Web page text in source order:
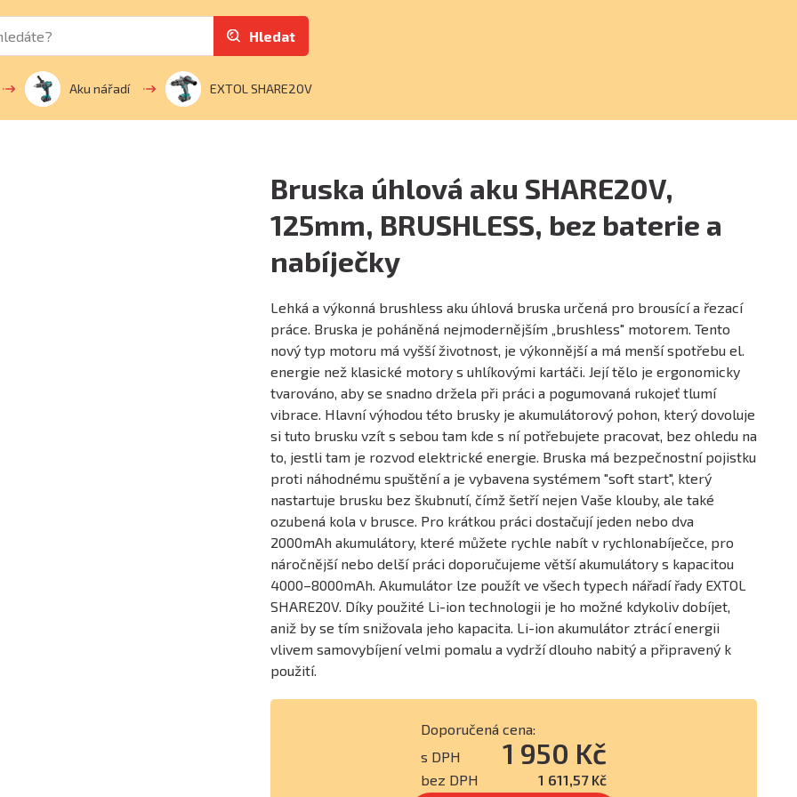
Hledat
Aku nářadí EXTOL SHARE20V
Bruska úhlová aku SHARE20V,
125mm, BRUSHLESS, bez baterie a
nabíječky
Lehká a výkonná brushless aku úhlová bruska určená pro brousící a řezací
práce. Bruska je poháněná nejmodernějším „brushless" motorem. Tento
nový typ motoru má vyšší životnost, je výkonnější a má menší spotřebu el.
energie než klasické motory s uhlíkovými kartáči. Její tělo je ergonomicky
tvarováno, aby se snadno držela při práci a pogumovaná rukojeť tlumí
vibrace. Hlavní výhodou této brusky je akumulátorový pohon, který dovoluje
si tuto brusku vzít s sebou tam kde s ní potřebujete pracovat, bez ohledu na
to, jestli tam je rozvod elektrické energie. Bruska má bezpečnostní pojistku
proti náhodnému spuštění a je vybavena systémem "soft start", který
nastartuje brusku bez škubnutí, čímž šetří nejen Vaše klouby, ale také
ozubená kola v brusce. Pro krátkou práci dostačují jeden nebo dva
2000mAh akumulátory, které můžete rychle nabít v rychlonabíječce, pro
náročnější nebo delší práci doporučujeme větší akumulátory s kapacitou
4000–8000mAh. Akumulátor lze použít ve všech typech nářadí řady EXTOL
SHARE20V. Díky použité Li-ion technologii je ho možné kdykoliv dobíjet,
aniž by se tím snižovala jeho kapacita. Li-ion akumulátor ztrácí energii
vlivem samovybíjení velmi pomalu a vydrží dlouho nabitý a připravený k
použití.
Doporučená cena:
s DPH
1 950 Kč
bez DPH 1 611,57 Kč